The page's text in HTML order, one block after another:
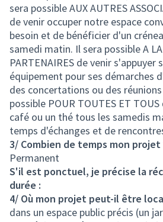
sera possible AUX AUTRES
de venir occuper notre espace
besoin et de bénéficier d'un
samedi matin. Il sera possible A LA
PARTENAIRES de venir s'appuyer
équipement pour ses démarches
des concertations ou des
possible POUR TOUTES ET
café ou un thé tous les samedis
temps d'échanges et de
3/ Combien de temps mon
Permanent
S'il est ponctuel, je précise la
durée :
4/ Où mon projet peut-il être
dans un espace public précis (un